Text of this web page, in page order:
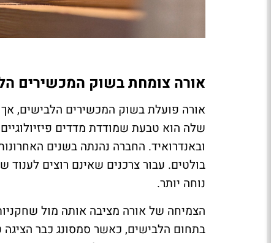
אורה צומחת בשוק המכשירים
אורה פועלת בשוק המכשירים הלבישים,
שלה הוא טבעת שמודדת מדדים
ובאנדרואיד. החברה נהנתה בשנים
בולטים. עבור צרכנים שאינם רוצים
נוחה יותר.
הצמיחה של אורה מציבה אותה מול
בתחום הלבישים, כאשר סמסונג כבר